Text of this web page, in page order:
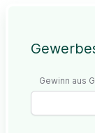
Gewinn aus